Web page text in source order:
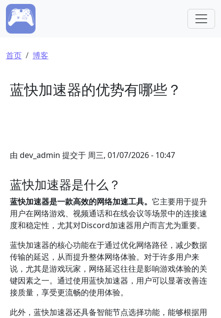
跳转到主要内容
面包屑
首页 博客
蓝快加速器的优势有哪些？
由 dev_admin 提交于 周三, 01/07/2026 - 10:47
蓝快加速器是什么？
蓝快加速器是一款高效的网络加速工具。 它主要用于提升
用户在网络游戏、视频通话和在线会议等场景中的连接速
度和稳定性，尤其对Discord加速器用户而言尤为重要。
蓝快加速器的核心功能在于通过优化网络路径，减少数据
传输的延迟，从而提升整体网络体验。对于许多用户来
说，尤其是游戏玩家，网络延迟往往是影响游戏体验的关
键因素之一。通过使用蓝快加速器，用户可以显著改善连
接质量，享受更流畅的使用体验。
此外，蓝快加速器还具备智能节点选择功能，能够根据用